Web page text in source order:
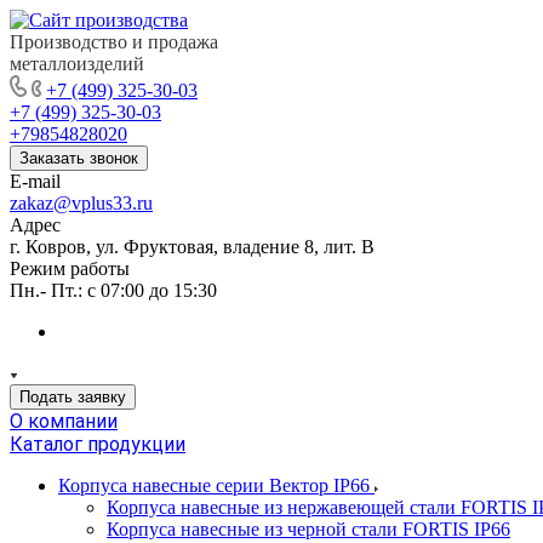
Производство и продажа
металлоизделий
+7 (499) 325-30-03
+7 (499) 325-30-03
+79854828020
Заказать звонок
E-mail
zakaz@vplus33.ru
Адрес
г. Ковров, ул. Фруктовая, владение 8, лит. В
Режим работы
Пн.- Пт.: с 07:00 до 15:30
Подать заявку
О компании
Каталог продукции
Корпуса навесные серии Вектор IP66
Корпуса навесные из нержавеющей стали FORTIS
Корпуса навесные из черной стали FORTIS IP66